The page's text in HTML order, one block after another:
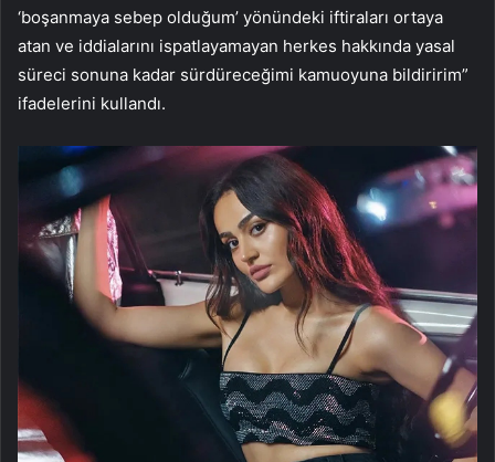
‘boşanmaya sebep olduğum’ yönündeki iftiraları ortaya
atan ve iddialarını ispatlayamayan herkes hakkında yasal
süreci sonuna kadar sürdüreceğimi kamuoyuna bildiririm”
ifadelerini kullandı.